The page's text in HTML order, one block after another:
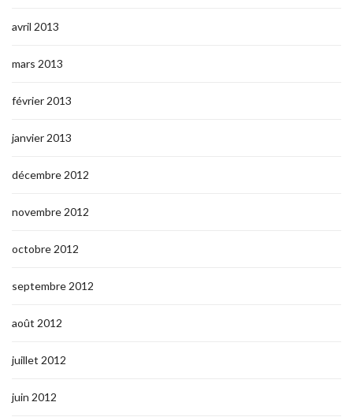
avril 2013
mars 2013
février 2013
janvier 2013
décembre 2012
novembre 2012
octobre 2012
septembre 2012
août 2012
juillet 2012
juin 2012